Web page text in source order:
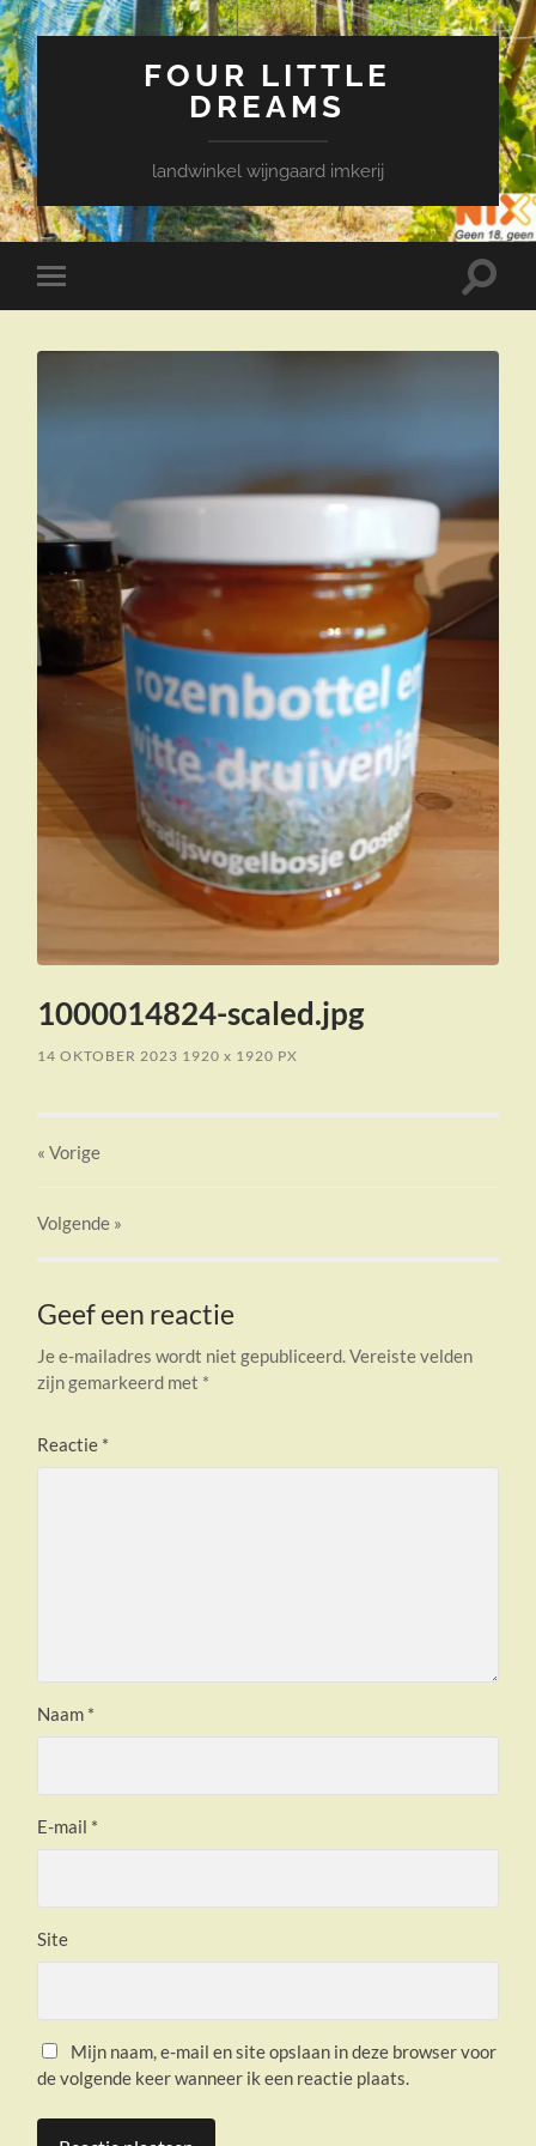
FOUR LITTLE
DREAMS
landwinkel wijngaard imkerij
Toggle
mobiel
Toggle
1000014824-scaled.jpg
14 OKTOBER 2023 1920x 1920 PX
« Vorige
Volgende »
Geef een reactie
Je e-mailadres wordt niet gepubliceerd.Vereiste velden
zijn gemarkeerd met *
Reactie *
Naam *
E-mail *
Site
Mijn naam, e-mail en site opslaan in deze browser voor
de volgende keer wanneer ik een reactie plaats.